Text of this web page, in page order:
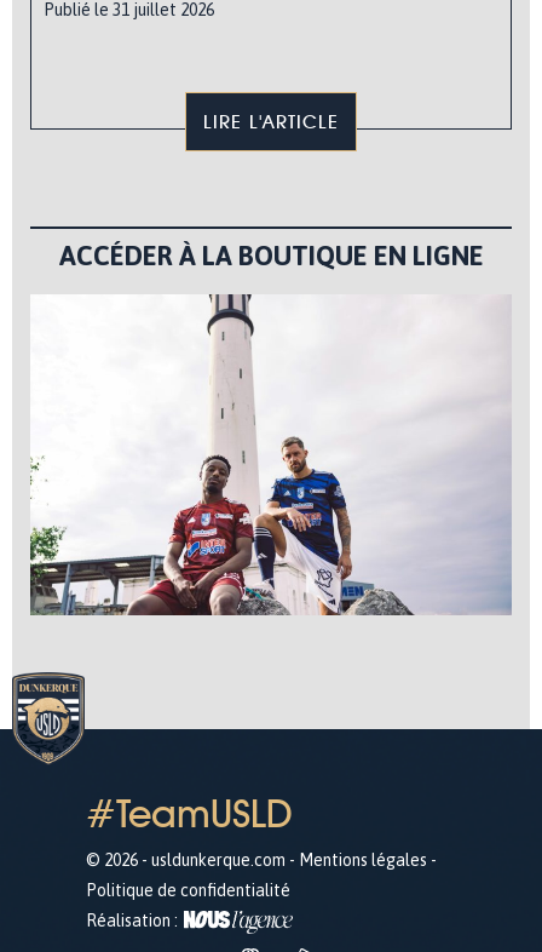
Publié le 31 juillet 2026
LIRE L'ARTICLE
ACCÉDER À LA BOUTIQUE EN LIGNE
#TeamUSLD
© 2026 - usldunkerque.com - Mentions légales -
Politique de confidentialité
Réalisation :